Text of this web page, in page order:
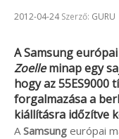
Beküldve:
2012-04-24Szerző: GURU
ASamsung
Zoelleminap egy
hogy az55ES9000
forgalmazása a
kiállításra időzítve
A Samsung európai